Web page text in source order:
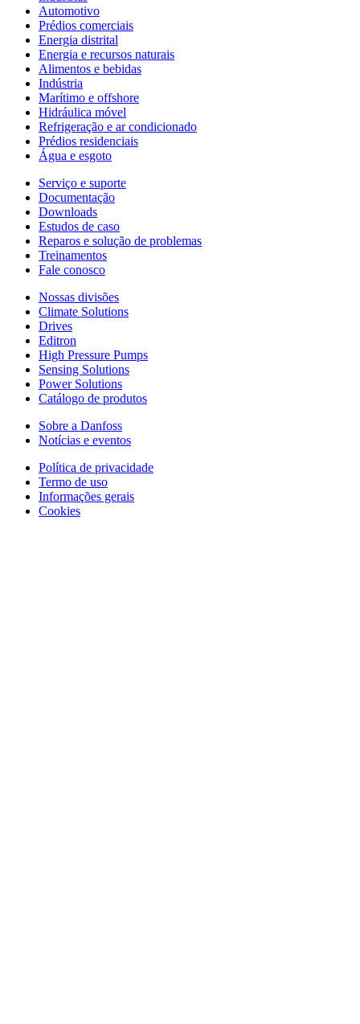
Automotivo
Prédios comerciais
Energia distrital
Energia e recursos naturais
Alimentos e bebidas
Indústria
Marítimo e offshore
Hidráulica móvel
Refrigeração e ar condicionado
Prédios residenciais
Água e esgoto
Serviço e suporte
Documentação
Downloads
Estudos de caso
Reparos e solução de problemas
Treinamentos
Fale conosco
Nossas divisões
Climate Solutions
Drives
Editron
High Pressure Pumps
Sensing Solutions
Power Solutions
Catálogo de produtos
Sobre a Danfoss
Notícias e eventos
Política de privacidade
Termo de uso
Informações gerais
Cookies